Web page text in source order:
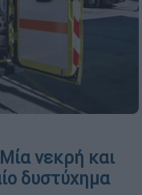
νεκρή και
δυστύχημα